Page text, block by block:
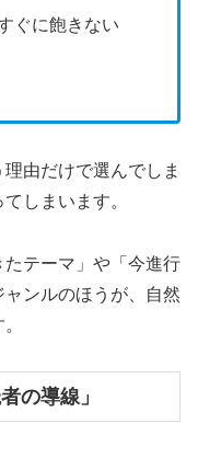
ぐに飽きない
由だけで選んでしま
しまいます。
テーマ」や「今進行
ンルのほうが、自然
の導線」